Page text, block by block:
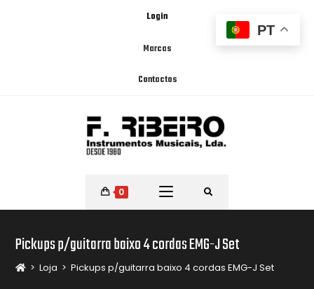
Login
Marcas
Contactos
0
Pickups p/guitarra baixo 4 cordas EMG-J Set
> Loja > Pickups p/guitarra baixo 4 cordas EMG-J Set
PT